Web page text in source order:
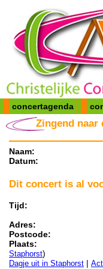
concertagenda
Zingend naar
Naam:
Datum:
Dit concert is al
Tijd:
Adres:
Postcode:
Plaats:
Staphorst)
Dagje uit in Staphorst |